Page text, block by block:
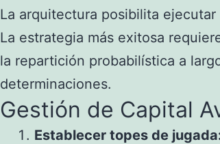
La arquitectura posibilita
La estrategia más exitosa
la repartición probabilística a
determinaciones.
Gestión de Capital
Establecer topes de